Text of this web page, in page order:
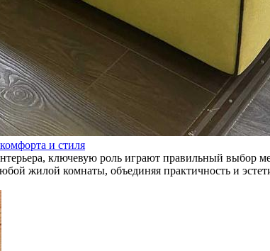
и стиля
ключевую роль играют правильный выбор
жилой комнаты, объединяя практичность и